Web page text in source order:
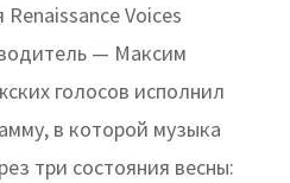
Voices
— Максим
голосов исполнил
в которой музыка
три состояния весны: